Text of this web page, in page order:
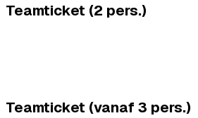
Teamticket (2 pers.)
Teamticket (vanaf 3 pers.)